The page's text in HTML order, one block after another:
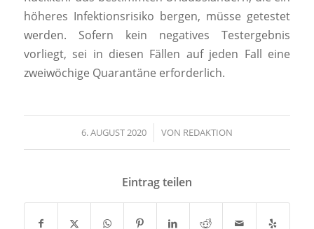
höheres Infektionsrisiko bergen, müsse getestet
werden. Sofern kein negatives Testergebnis
vorliegt, sei in diesen Fällen auf jeden Fall eine
zweiwöchige Quarantäne erforderlich.
6. AUGUST 2020
/ VON REDAKTION
Eintrag teilen